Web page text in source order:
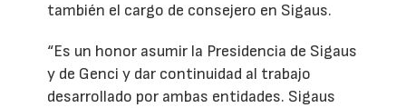
también el cargo de consejero en Sigaus.
“Es un honor asumir la Presidencia de Sigaus
y de Genci y dar continuidad al trabajo
desarrollado por ambas entidades. Sigaus